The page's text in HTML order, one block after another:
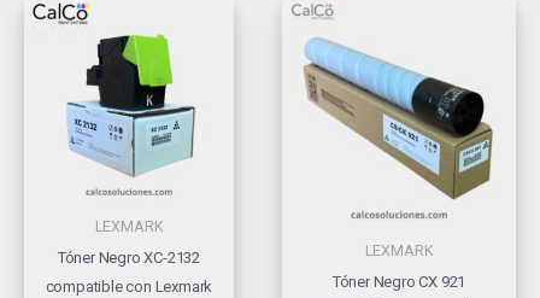
LEXMARK
Tóner Negro XC-2132
compatible con Lexmark
LEXMARK
Tóner Negro CX 921